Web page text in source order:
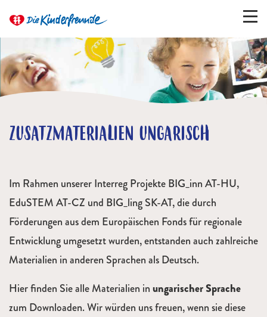
ZUSATZMATERIALIEN UNGARISCH
Im Rahmen unserer Interreg Projekte BIG_inn AT-HU,
EduSTEM AT-CZ und BIG_ling SK-AT, die durch
Förderungen aus dem Europäischen Fonds für regionale
Entwicklung umgesetzt wurden, entstanden auch zahlreiche
Materialien in anderen Sprachen als Deutsch.
Hier finden Sie alle Materialien inungarischer Sprache
zum Downloaden. Wir würden uns freuen, wenn sie diese